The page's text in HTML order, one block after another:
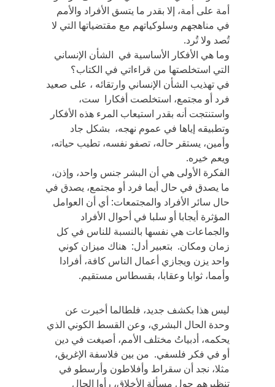
أمة على أمة، إلا بقدر ما يتسق الأفراد والأمم
في مناهجهم وسلوكياتهم مع مقتضياتها التي لا
تُصد ولا تُرد.
وما هي الأفكار الأساسية في الشأن الإنساني
التي استخلصتها من قراءاتي في الكتاب؟
في تهذيب الشأن الإنساني وارتقائه ، على صعيد
فرد أو مجتمع، استخلصت أفكارا ست،
واستنتجت أنه بقدر استيعاب المرء هذه الأفكار
وتطبيقه إياها في عموم نهجه، بشكل جاد
وأمين، يستقر حاله، تصفو نفسه، تطيب حياته،
ويعم خيره.
الفكرة الأولى هي أن البشر جنس واحد، وإذن،
ما يصدق في حال أيما فرد أو مجتمع، يصدق في
حال سائر الأفراد والمجتمعات: أي أن العوامل
المؤثرة أيجابا أو سلبا في أحوال الأفراد
والجماعات هي نفسها بالنسبة للناس في كل
زمان ومكان. بتعبير أدل: هناك ميزان كوني
واحد يزن ويجازي أعمال الناس كافة، أفرادا
وأمما، ثوابا وعقابا، بقسطاس مستقيم.
ليس هذا بكشف جديد، فلطالما أخبرت عن
وحدة الحال البشري، وعن القسط الكوني الذي
يحكمه، أدبياتُ مختلف الأمم، أصيغت في دين
أو في فكر فلسفي. من بين فلاسفة الإغريق،
مثلا، نجد أن سقراط وأفلاطون وأرسطو في
تنظيرهم حول مسألة الأخلاق، رأوا الحال